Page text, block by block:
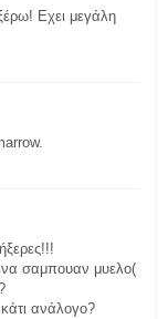
Εχει μεγάλη
σαμπουαν μυελο(
ανάλογο?